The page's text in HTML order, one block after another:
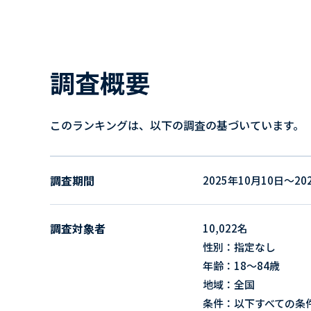
調査概要
このランキングは、以下の調査の基づいています。
調査期間 2025年10月10日～
調査対象者
10,022名
性別：指定なし
年齢：18～84歳
地域：全国
条件：以下すべての条